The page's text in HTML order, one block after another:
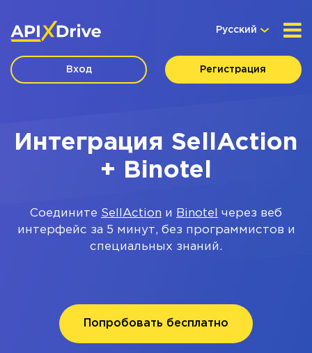
Русский
Вход Регистрация
Интеграция SellAction
+ Binotel
Соедините SellAction и Binotel
через веб
интерфейс за 5 минут, без программистов и
специальных знаний.
Попробовать бесплатно